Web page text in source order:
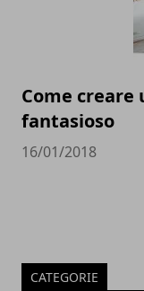
Come
fantasioso
16/01/2018
CATEGORIE